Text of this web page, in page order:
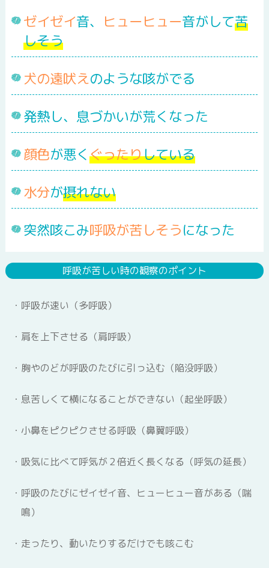
百日咳
マイコプラズマ肺炎
ノロウイルス感染症(1.ウイルス性胃腸炎)
ゼイゼイ音、 ヒューヒュー音がして苦
しそう
犬の遠吠えのような咳がでる
発熱し、息づかいが荒くなった
顔色が悪くぐったりしている
水分が摂れない
突然咳こみ呼吸が苦しそうになった
呼吸が苦しい時の観察のポイント
呼吸が速い（多呼吸）
肩を上下させる（肩呼吸）
胸やのどが呼吸のたびに引っ込む（陥没呼吸）
息苦しくて横になることができない（起坐呼吸）
小鼻をピクピクさせる呼吸（鼻翼呼吸）
吸気に比べて呼気が２倍近く長くなる（呼気の延長）
呼吸のたびにゼイゼイ音、ヒューヒュー音がある（喘
鳴）
走ったり、動いたりするだけでも咳こむ